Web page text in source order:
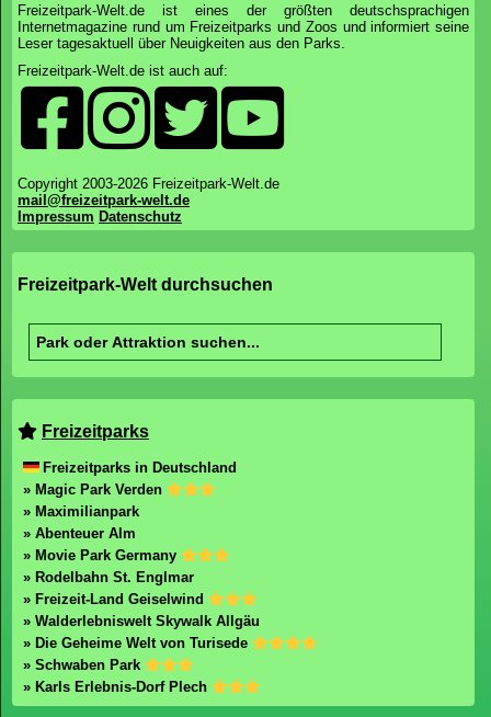
Freizeitpark-Welt.de ist eines der größten deutschsprachigen
Internetmagazine rund um Freizeitparks und Zoos und informiert seine
Leser tagesaktuell über Neuigkeiten aus den Parks.
Freizeitpark-Welt.de ist auch auf:
Copyright 2003-2026 Freizeitpark-Welt.de
mail@freizeitpark-welt.de
Impressum Datenschutz
Freizeitpark-Welt durchsuchen
Freizeitparks
Freizeitparks in Deutschland
» Magic Park Verden
» Maximilianpark
» Abenteuer Alm
» Movie Park Germany
» Rodelbahn St. Englmar
» Freizeit-Land Geiselwind
» Walderlebniswelt Skywalk Allgäu
» Die Geheime Welt von Turisede
» Schwaben Park
» Karls Erlebnis-Dorf Plech